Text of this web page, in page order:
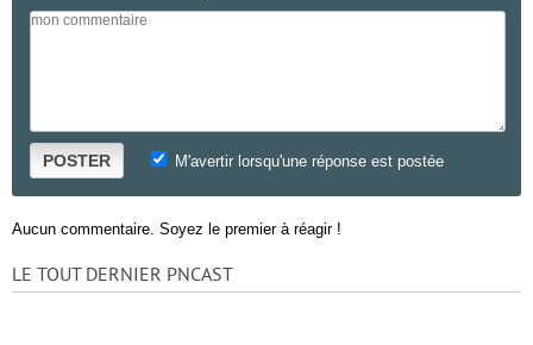
POSTER M'avertir lorsqu'une réponse est postée
Aucun commentaire. Soyez le premier à réagir !
LE TOUT DERNIER PNCAST